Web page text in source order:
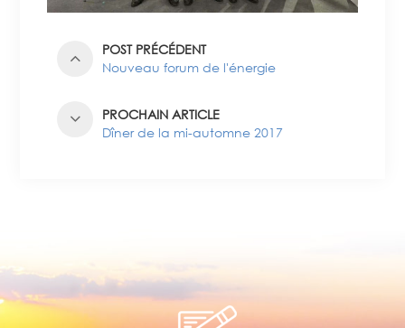
POST PRÉCÉDENT
Nouveau forum de l'énergie
PROCHAIN ARTICLE
Dîner de la mi-automne 2017